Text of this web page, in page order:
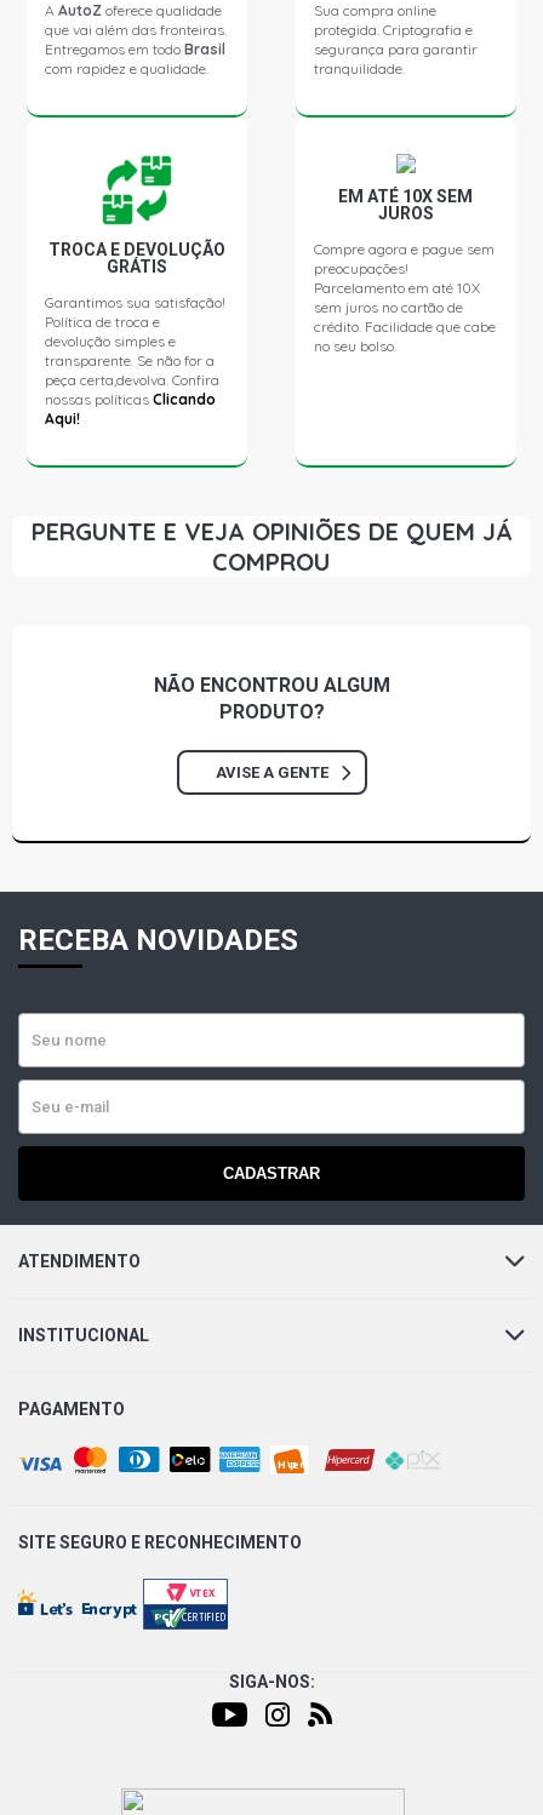
AAutoZ oferece qualidade
que vai além das fronteiras.
Entregamos em todoBrasil
com rapidez e qualidade.
Sua compra online
protegida. Criptografia e
segurança para garantir
tranquilidade.
TROCA E DEVOLUÇÃO
GRÁTIS
Garantimos sua satisfação!
Política de troca e
devolução simples e
transparente. Se não for a
peça certa,devolva. Confira
nossas políticasClicando
Aqui!
EM ATÉ 10X SEM
JUROS
Compre agora e pague sem
preocupações!
Parcelamento em até 10X
sem juros no cartão de
crédito. Facilidade que cabe
no seu bolso.
PERGUNTE E VEJA OPINIÕES DE QUEM JÁ
COMPROU
NÃO ENCONTROU ALGUM
PRODUTO?
AVISE A GENTE
RECEBA NOVIDADES
CADASTRAR
ATENDIMENTO
INSTITUCIONAL
PAGAMENTO
SITE SEGURO E RECONHECIMENTO
SIGA-NOS: